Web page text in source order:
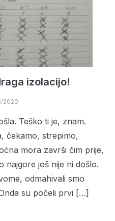
izolacijo!
2020
Teško ti je, znam.
čekamo, strepimo,
mora završi čim prije,
najgore još nije ni došlo.
odmahivali smo
su počeli prvi […]